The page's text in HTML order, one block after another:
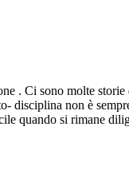
. Ci sono molte
disciplina non è
quando si rimane